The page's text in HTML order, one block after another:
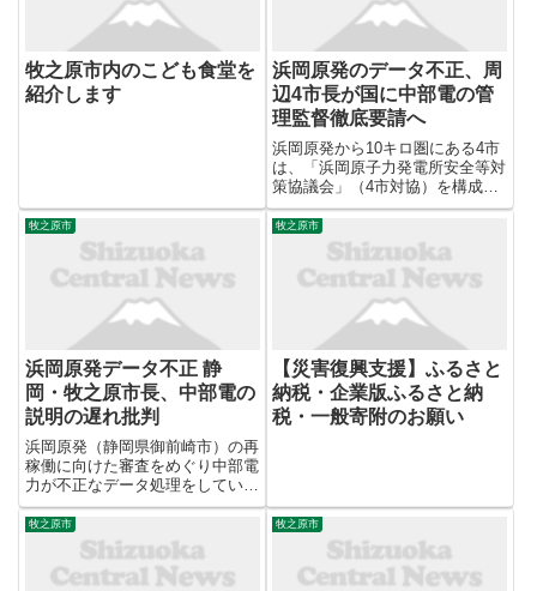
牧之原市内のこども食堂を
紹介します
浜岡原発のデータ不正、周
辺4市長が国に中部電の管
理監督徹底要請へ
浜岡原発から10キロ圏にある4市
は、「浜岡原子力発電所安全等対
策協議会」（4市対協）を構成。
もともと事故が起きたときの避難
計画の具体化、充実化に向けて避
難道の整備を求める要望活動を
財務省 や 国土交通省 を含めて予
定していたが、今回の不祥...
牧之原市
浜岡原発データ不正 静
岡・牧之原市長、中部電の
説明の遅れ批判
浜岡原発（静岡県御前崎市）の再
稼働に向けた審査をめぐり中部電
力が不正なデータ処理をしていた
問題を受け、同社の豊田哲也原子
力本部長は14日、静岡県牧之原
市役所榛原庁舎を訪れて陳謝し
た。杉本基久雄市長は「我々が要
請しなければ詳細な説明がなかっ
牧之原市
【災害復興支援】ふるさと
納税・企業版ふるさと納
税・一般寄附のお願い
牧之原市 牧之原市